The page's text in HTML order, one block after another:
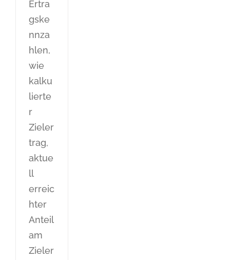
Ertra
gske
nnza
hlen,
wie
kalku
lierte
r
Zieler
trag,
aktue
ll
erreic
hter
Anteil
am
Zieler